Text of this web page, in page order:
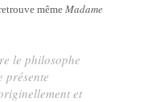
même Madame
le philosophe
présente
et